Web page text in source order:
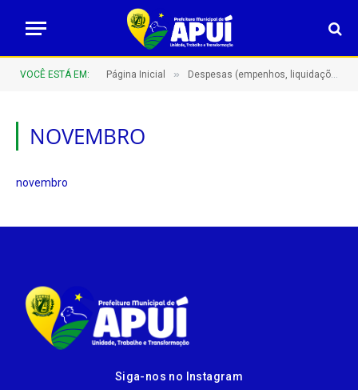
VOCÊ ESTÁ EM: Página Inicial » Despesas (empenhos, liquidações e pagamentos)
NOVEMBRO
novembro
Siga-nos no Instagram